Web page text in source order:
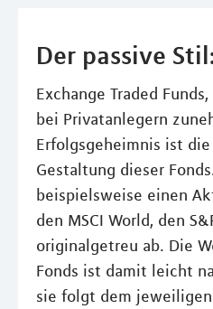
Der passive
Exchange Traded
bei Privatanlegern
Erfolgsgeheimnis ist
Gestaltung dieser
beispielsweise einen
den MSCI World, den
originalgetreu ab. Die
Fonds ist damit leicht
sie folgt dem